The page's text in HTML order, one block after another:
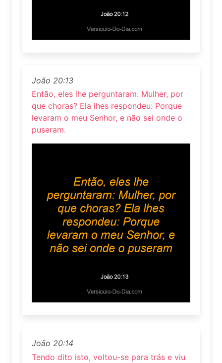
João 20:13
Então, eles lhe perguntaram: Mulher, por
que choras? Ela lhes respondeu: Porque
levaram o meu Senhor, e não sei onde o
puseram.
João 20:14
Tendo dito isto, voltou-se para trás e viu